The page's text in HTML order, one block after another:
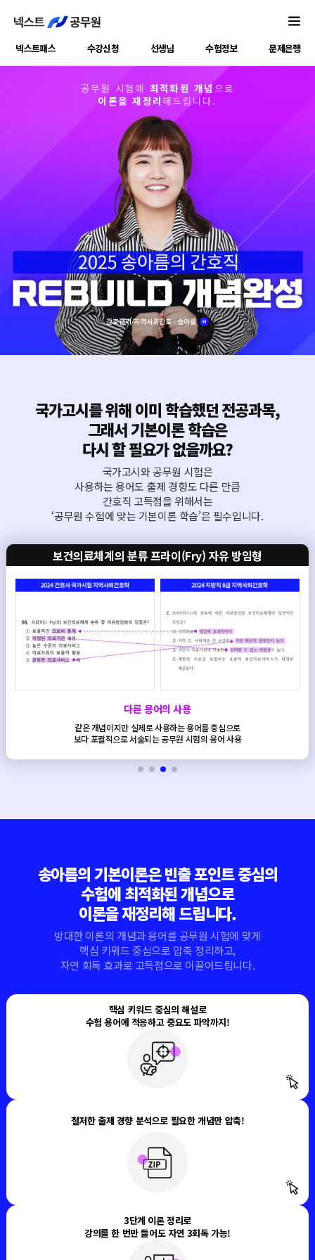
넥스트패스 수강신청 선생님 수험정보 문제은행
공무원 시험에 최적화된 개념 으로
이론을 재정리해드립니다.
국가고시를 위해 이미 학습했던 전공과목,
그래서 기본이론 학습은
다시 할 필요가 없을까요?
국가고시와 공무원 시험은
사용하는 용어도 출제 경향도 다른 만큼
간호직 고득점을 위해서는
‘공무원 수험에 맞는 기본이론 학습’은 필수입니다.
보건의료체계의 분류 프라이(Fry) 자유 방임형
다른 용어의 사용
같은 개념이지만 실제로 사용하는 용어를 중심으로
보다 포괄적으로 서술되는 공무원 시험의 용어 사용
송아름의 기본이론은 빈출 포인트 중심의
수험에 최적화된 개념으로
이론을 재정리해 드립니다.
방대한 이론의 개념과 용어를 공무원 시험에 맞게
핵심 키워드 중심으로 압축 정리하고,
자연 회독 효과로 고득점으로 이끌어드립니다.
핵심 키워드 중심의 해설로
수험 용어에 적응하고중요도 파악까지!
중심으로 정리하여수험 용어에 적응하고
출제 경향과 중요도를 쉽게 파악할수 있도록 준비했습니다.
철저한 출제 경향 분석으로 필요한 개념만 압축!
빈출 포인트 중심으로 국가고시와다른 공무원 수험의 개념설명과
들로 수험생들에게정말 필요한 내용만 넣었습니다.
3단계 이론 정리로
강의를 한 번만 들어도자연 3회독 가능!
챕터 마지막 개념정리에서압축하여